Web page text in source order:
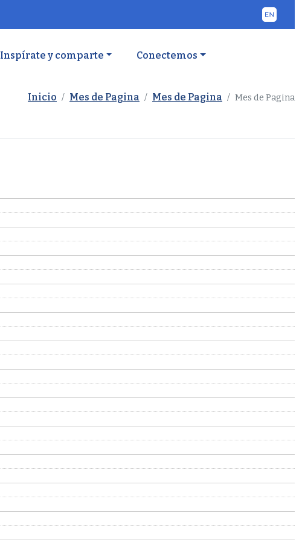
Inspírate y comparte Conectemos
Inicio Mes de Pagina Mes de Pagina Mes de Pagina